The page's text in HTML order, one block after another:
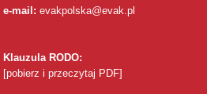
e-mail: evakpolska@evak.pl
KlauzulaRODO:
[pobierz i przeczytaj PDF]